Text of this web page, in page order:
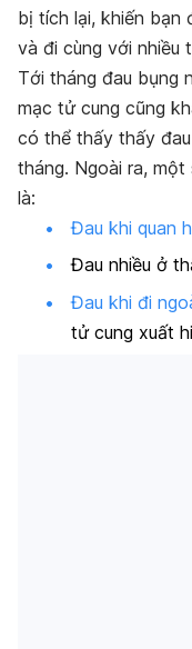
bị tích lại, khiến bạn
và đi cùng với nhiều
Tới tháng đau bụng
mạc tử cung cũng
có thể thấy thấy
tháng. Ngoài ra,
là:
Đau khi quan
Đau nhiều ở
Đau khi đi
tử cung xuất